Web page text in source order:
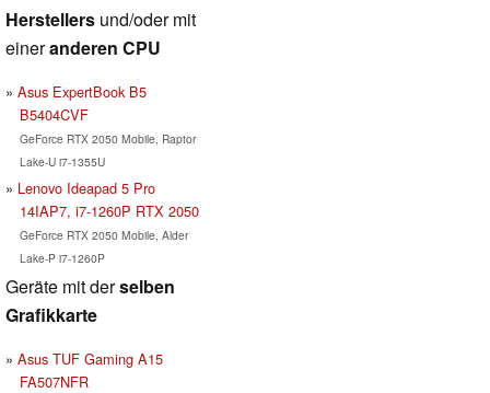
Herstellers und/oder mit
eineranderen CPU
Asus ExpertBook B5
B5404CVF
GeForce RTX 2050 Mobile, Raptor
Lake-U i7-1355U
Lenovo Ideapad 5 Pro
14IAP7, i7-1260P RTX 2050
GeForce RTX 2050 Mobile, Alder
Lake-P i7-1260P
Geräte mit derselben
Grafikkarte
Asus TUF Gaming A15
FA507NFR